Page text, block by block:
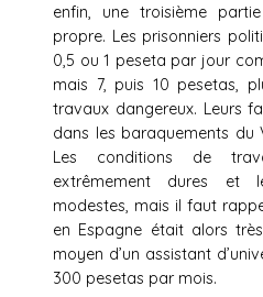
enfin, une troisième
propre. Les prisonniers
0,5 ou 1 peseta par jour
mais 7, puis 10 pesetas,
travaux dangereux. Leurs
dans les baraquements du
Les conditions de
extrêmement dures et
modestes, mais il faut
en Espagne était alors
moyen d’un assistant
300 pesetas par mois.